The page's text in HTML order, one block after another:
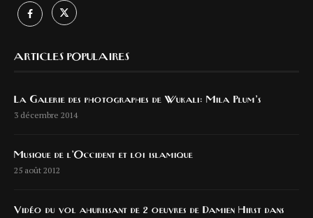
ARTICLES POPULAIRES
La Galerie des photographes de Wukali: Mila Plum’s
3 décembre 2014
Musique de l’Occident et loi islamique
25 août 2012
Vidéo du vol ahurissant de 2 oeuvres de Damien Hirst dans